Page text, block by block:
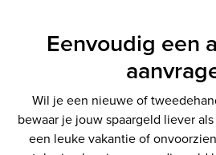
Eenvoudig een
Wil je een nieuwe of
bewaar je jouw spaargeld liever
een leuke vakantie of